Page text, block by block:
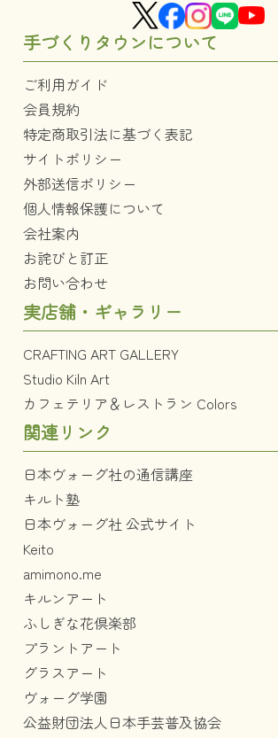
手づくりタウンについて
ご利用ガイド
会員規約
特定商取引法に基づく表記
サイトポリシー
外部送信ポリシー
個人情報保護について
会社案内
お詫びと訂正
お問い合わせ
実店舗・ギャラリー
CRAFTING ART GALLERY
Studio Kiln Art
カフェテリア＆レストラン Colors
関連リンク
日本ヴォーグ社の通信講座
キルト塾
日本ヴォーグ社 公式サイト
Keito
amimono.me
キルンアート
ふしぎな花倶楽部
プラントアート
グラスアート
ヴォーグ学園
公益財団法人日本手芸普及協会